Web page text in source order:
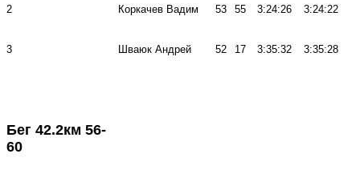
2 Коркачев Вадим 53 55 3:24:26 3:24:22
3 Шваюк Андрей 52 17 3:35:32 3:35:28
Бег 42.2км 56-
60